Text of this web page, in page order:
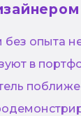
опыта
в